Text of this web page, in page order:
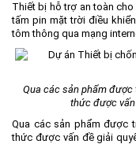
Thiết bị hỗ trợ an toàn
tấm pin mặt trời điều
tôm thông qua mạng
Qua các sản phẩm được
thức được vấn
Qua các sản phẩm được
thức được vấn đề giải